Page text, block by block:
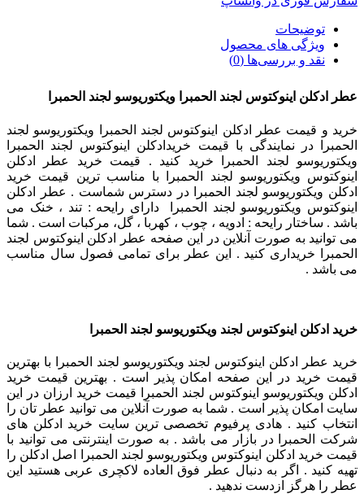
توضیحات
ویژگی های محصول
نقد و بررسی‌ها (0)
عطر ادکلن اینوکتوس لجند الحمبرا ویکتوریوسو لجند الحمبرا
خرید و قیمت عطر ادکلن اینوکتوس لجند الحمبرا ویکتوریوسو لجند
الحمبرا در نمایندگی با قیمت خریدادکلن اینوکتوس لجند الحمبرا
ویکتوریوسو لجند الحمبرا خرید کنید . قیمت خرید عطر ادکلن
اینوکتوس ویکتوریوسو لجند الحمبرا با مناسب ترین قیمت خرید
ادکلن ویکتوریوسو لجند الحمبرا در دسترس شماست . عطر ادکلن
اینوکتوس ویکتوریوسو لجند الحمبرا دارای رایحه : تند ، خنک می
باشد . ساختار رایحه : ادویه ، چوب ، کهربا ، گل، مرکبات است . شما
می توانید به صورت آنلاین در این صفحه عطر ادکلن اینوکتوس لجند
الحمبرا خریداری کنید . این عطر برای تمامی فصول سال مناسب
می باشد .
خرید ادکلن اینوکتوس لجند ویکتوریوسو لجند الحمبرا
خرید عطر ادکلن اینوکتوس لجند ویکتوریوسو لجند الحمبرا با بهترین
قیمت خرید در این صفحه امکان پذیر است . بهترین قیمت خرید
ادکلن ویکتوریوسو اینوکتوس لجند الحمبرا قیمت خرید ارزان در این
سایت امکان پذیر است . شما به صورت آنلاین می توانید عطر تان را
انتخاب کنید . هادی پرفیوم تخصصی ترین سایت خرید ادکلن های
شرکت الحمبرا در بازار می باشد . به صورت اینترنتی می توانید با
قیمت خرید ادکلن اینوکتوس ویکتوریوسو لجند الحمبرا اصل ادکلن را
تهیه کنید . اگر به دنبال عطر فوق العاده لاکچری عربی هستید این
عطر را هرگز ازدست ندهید .